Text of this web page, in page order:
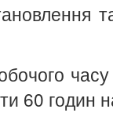
часу
60 годин